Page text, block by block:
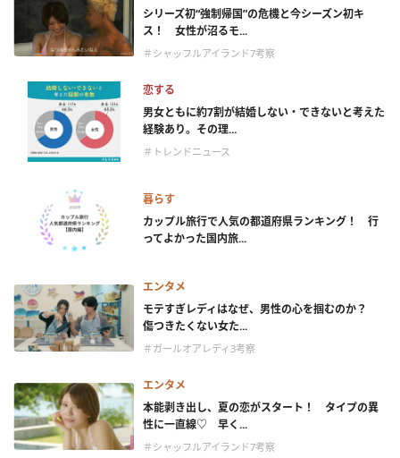
シリーズ初“強制帰国”の危機と今シーズン初キ
ス！ 女性が沼るモ...
＃シャッフルアイランド7考察
恋する
男女ともに約7割が結婚しない・できないと考えた
経験あり。その理...
＃トレンドニュース
暮らす
カップル旅行で人気の都道府県ランキング！ 行
ってよかった国内旅...
エンタメ
モテすぎレディはなぜ、男性の心を掴むのか？
傷つきたくない女た...
＃ガールオアレディ3考察
エンタメ
本能剥き出し、夏の恋がスタート！ タイプの異
性に一直線♡ 早く...
＃シャッフルアイランド7考察